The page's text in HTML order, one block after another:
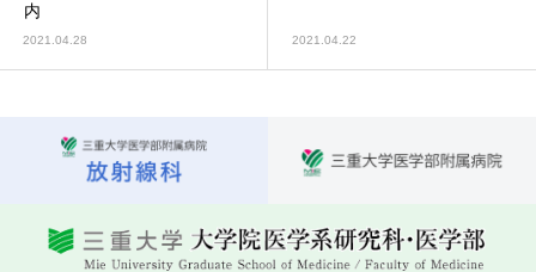
内
2021.04.28 2021.04.22